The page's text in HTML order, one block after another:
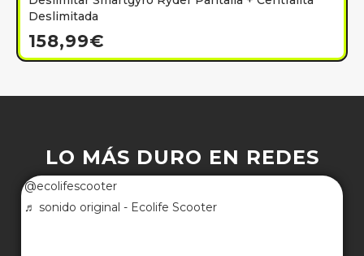
Deslimitada
158,99€
LO MÁS DURO EN REDES
@ecolifescooter
♬ sonido original - Ecolife Scooter